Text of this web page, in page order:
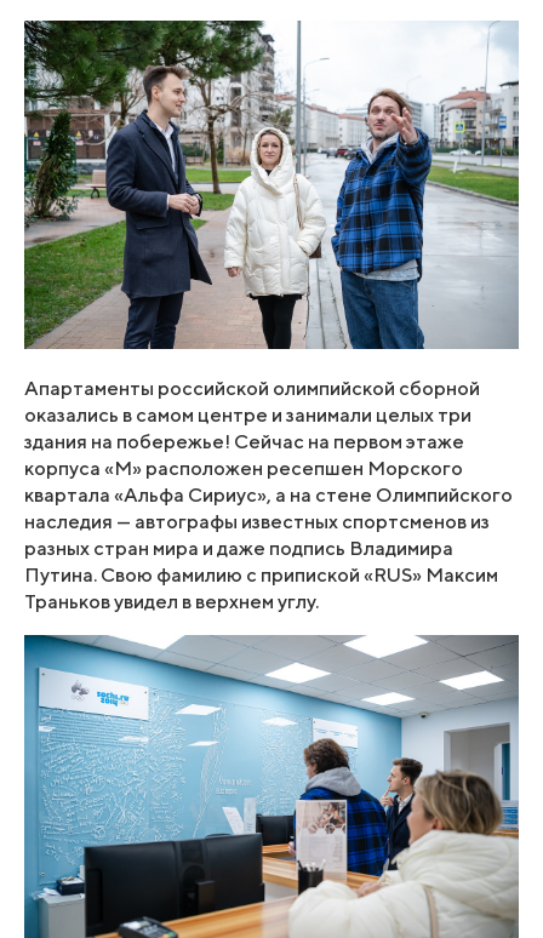
Апартаменты российской олимпийской сборной
оказались в самом центре и занимали целых три
здания на побережье! Сейчас на первом этаже
корпуса «M» расположен ресепшен Морского
квартала «Альфа Сириус», а на стене Олимпийского
наследия — автографы известных спортсменов из
разных стран мира и даже подпись Владимира
Путина. Свою фамилию с припиской «RUS» Максим
Траньков увидел в верхнем углу.